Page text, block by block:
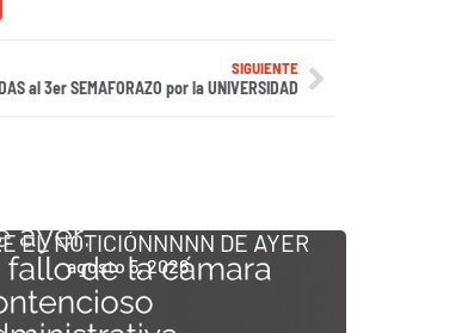
SIGUIENTE
al 3er SEMAFORAZO por la UNIVERSIDAD
EL NOTICIÓNNNNN DE AYER
agosto 5, 2026